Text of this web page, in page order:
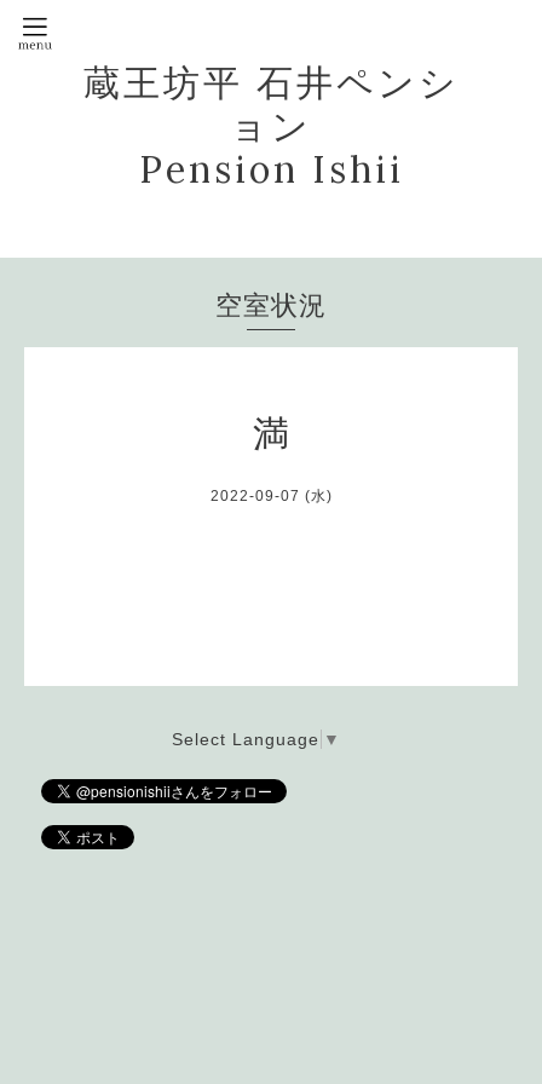
蔵王坊平 石井ペンシ
ョン
Pension Ishii
空室状況
満
2022-09-07 (水)
Select Language ▼